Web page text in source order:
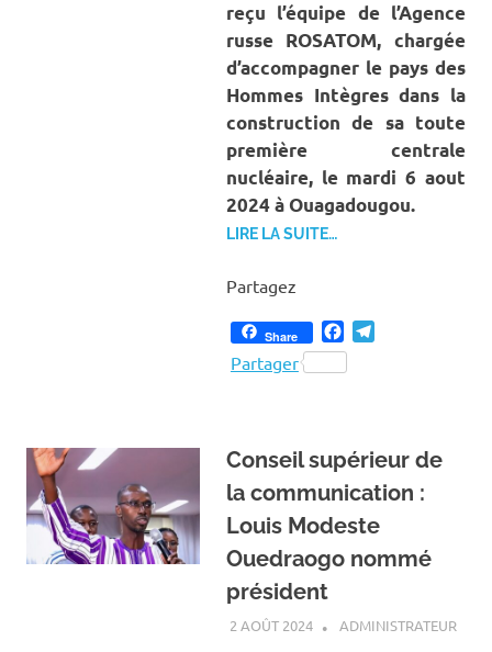
reçu l’équipe de l’Agence
russe ROSATOM, chargée
d’accompagner le pays des
Hommes Intègres dans la
construction de sa toute
première centrale
nucléaire, le mardi 6 aout
2024 à Ouagadougou.
LIRE LA SUITE…
Partagez
Share Facebook
Partager
Conseil supérieur de
la communication :
Louis Modeste
Ouedraogo nommé
président
2 AOÛT 2024 ADMINISTRATEURA LA